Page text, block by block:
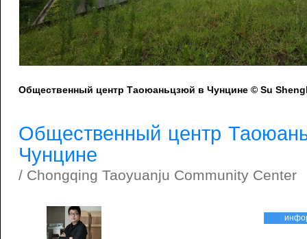
Общественный центр Таоюаньцзюй в Чунцине © Su
Общественный центр
Чунцине
/ Chongqing Taoyuanju Community Center